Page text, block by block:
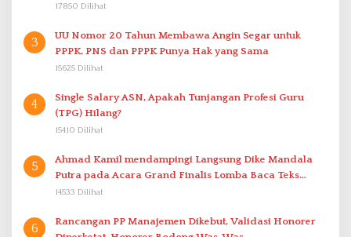
17850 Dilihat
3
UU Nomor 20 Tahun Membawa Angin Segar untuk
PPPK. PNS dan PPPK Punya Hak yang Sama
15625 Dilihat
4
Single Salary ASN, Apakah Tunjangan Profesi Guru
(TPG) Hilang?
15410 Dilihat
5
Ahmad Kamil mendampingi Langsung Dike Mandala
Putra pada Acara Grand Finalis Lomba Baca Teks
Proklamasi Mirip Bung Karno di Bali
14533 Dilihat
6
Rancangan PP Manajemen Dikebut, Validasi Honorer